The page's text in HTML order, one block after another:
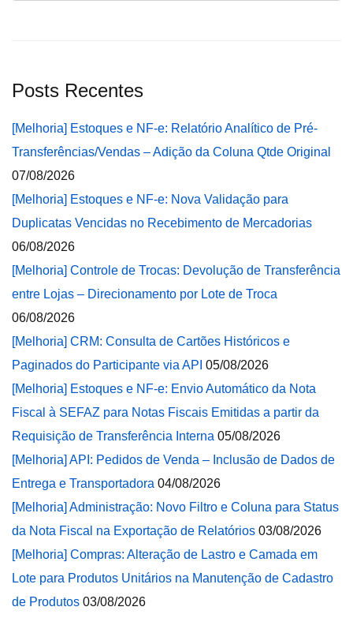
Posts Recentes
[Melhoria] Estoques e NF-e: Relatório Analítico de Pré-
Transferências/Vendas – Adição da Coluna Qtde Original
07/08/2026
[Melhoria] Estoques e NF-e: Nova Validação para
Duplicatas Vencidas no Recebimento de Mercadorias
06/08/2026
[Melhoria] Controle de Trocas: Devolução de Transferência
entre Lojas – Direcionamento por Lote de Troca
06/08/2026
[Melhoria] CRM: Consulta de Cartões Históricos e
Paginados do Participante via API 05/08/2026
[Melhoria] Estoques e NF-e: Envio Automático da Nota
Fiscal à SEFAZ para Notas Fiscais Emitidas a partir da
Requisição de Transferência Interna 05/08/2026
[Melhoria] API: Pedidos de Venda – Inclusão de Dados de
Entrega e Transportadora 04/08/2026
[Melhoria] Administração: Novo Filtro e Coluna para Status
da Nota Fiscal na Exportação de Relatórios 03/08/2026
[Melhoria] Compras: Alteração de Lastro e Camada em
Lote para Produtos Unitários na Manutenção de Cadastro
de Produtos 03/08/2026